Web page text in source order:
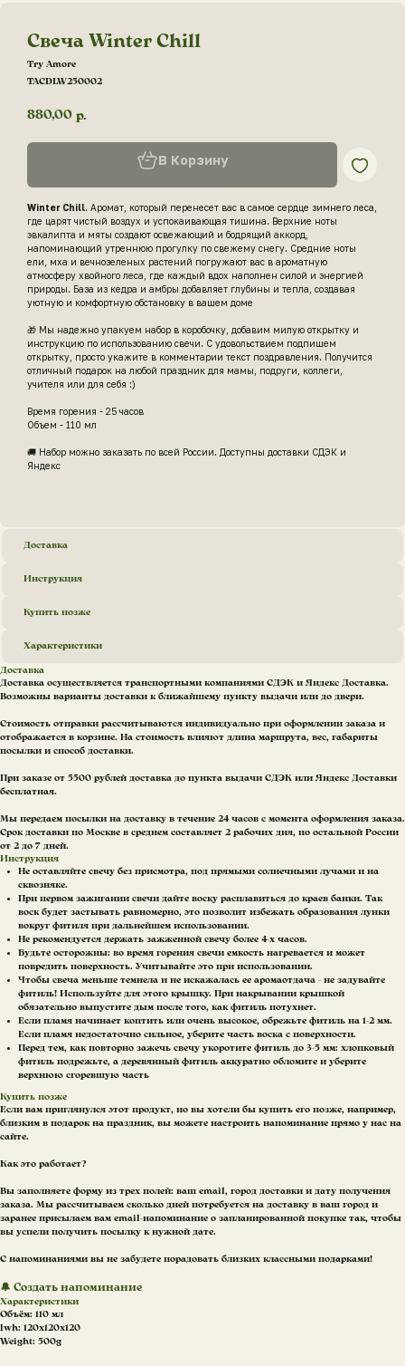
Свеча Winter Chill
Try Amore
TACDLW250002
880,00 р.
В Корзину
Winter Chill. Аромат, который перенесет вас в самое сердце зимнего леса,
где царят чистый воздух и успокаивающая тишина. Верхние ноты
эвкалипта и мяты создают освежающий и бодрящий аккорд,
напоминающий утреннюю прогулку по свежему снегу. Средние ноты
ели, мха и вечнозеленых растений погружают вас в ароматную
атмосферу хвойного леса, где каждый вдох наполнен силой и энергией
природы. База из кедра и амбры добавляет глубины и тепла, создавая
уютную и комфортную обстановку в вашем доме
🎁 Мы надежно упакуем набор в коробочку, добавим милую открытку и
инструкцию по использованию свечи. С удовольствием подпишем
открытку, просто укажите в комментарии текст поздравления. Получится
отличный подарок на любой праздник для мамы, подруги, коллеги,
учителя или для себя :)
Время горения - 25 часов
Объем - 110 мл
🚚 Набор можно заказать по всей России. Доступны доставки СДЭК и
Яндекс
Доставка
Инструкция
Купить позже
Характеристики
Доставка
Доставка осуществляется транспортными компаниями СДЭК и Яндекс Доставка.
Возможны варианты доставки к ближайшему пункту выдачи или до двери.
Стоимость отправки рассчитываются индивидуально при оформлении заказа и
отображается в корзине. На стоимость влияют длина маршрута, вес, габариты
посылки и способ доставки.
При заказе от 5500 рублей доставка до пункта выдачи СДЭК или Яндекс Доставки
бесплатная.
Мы передаем посылки на доставку в течение 24 часов с момента оформления заказа.
Срок доставки по Москве в среднем составляет 2 рабочих дня, по остальной России
от 2 до 7 дней.
Инструкция
Не оставляйте свечу без присмотра, под прямыми солнечными лучами и на
сквозняке.
При первом зажигании свечи дайте воску расплавиться до краев банки. Так
воск будет застывать равномерно, это позволит избежать образования лунки
вокруг фитиля при дальнейшем использовании.
Не рекомендуется держать зажженной свечу более 4-х часов.
Будьте осторожны: во время горения свечи емкость нагревается и может
повредить поверхность. Учитывайте это при использовании.
Чтобы свеча меньше темнела и не искажалась ее аромаотдача - не задувайте
фитиль! Используйте для этого крышку. При накрывании крышкой
обязательно выпустите дым после того, как фитиль потухнет.
Если пламя начинает коптить или очень высокое, обрежьте фитиль на 1-2 мм.
Если пламя недостаточно сильное, уберите часть воска с поверхности.
Перед тем, как повторно зажечь свечу укоротите фитиль до 3-5 мм: хлопковый
фитиль подрежьте, а деревянный фитиль аккуратно обломите и уберите
верхнюю сгоревшую часть
Купить позже
Если вам приглянулся этот продукт, но вы хотели бы купить его позже, например,
близким в подарок на праздник, вы можете настроить напоминание прямо у нас на
сайте.
Как это работает?
Вы заполняете форму из трех полей: ваш email, город доставки и дату получения
заказа. Мы рассчитываем сколько дней потребуется на доставку в ваш город и
заранее присылаем вам email-напоминание о запланированной покупке так, чтобы
вы успели получить посылку к нужной дате.
С напоминаниями вы не забудете порадовать близких классными подарками!
🔔 Создать напоминание
Характеристики
Объём: 110 мл
lwh: 120x120x120
Weight: 500g